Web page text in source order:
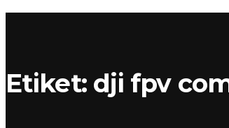
Etiket: dji fpv